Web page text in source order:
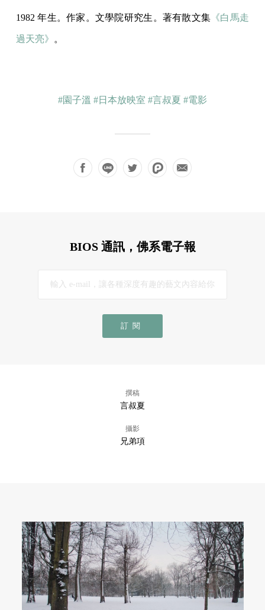
1982 年生。作家。文學院研究生。著有散文集 《白馬走
過天亮》 。
#園子溫 #日本放映室 #言叔夏 #電影
BIOS 通訊，佛系電子報
訂閱
撰稿
言叔夏
攝影
兄弟項